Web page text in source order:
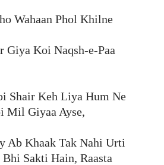
Wahaan Phol Khilne
Giya Koi Naqsh-e-Paa
Shair Keh Liya Hum Ne
Mil Giyaa Ayse,
Ab Khaak Tak Nahi Urti
Sakti Hain, Raasta